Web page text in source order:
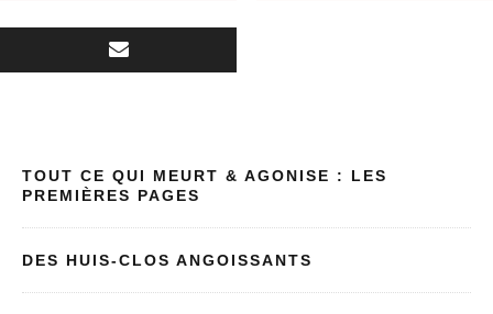
TOUT CE QUI MEURT & AGONISE : LES
PREMIÈRES PAGES
DES HUIS-CLOS ANGOISSANTS